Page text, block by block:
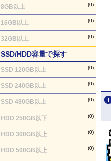
8GB以上 (0)
16GB以上 (0)
32GB以上 (0)
SSD/HDD容量で探す
SSD 120GB以上 (0)
SSD 240GB以上 (0)
SSD 480GB以上 (0)
HDD 250GB以下 (0)
HDD 300GB以上 (0)
HDD 500GB以上 (0)